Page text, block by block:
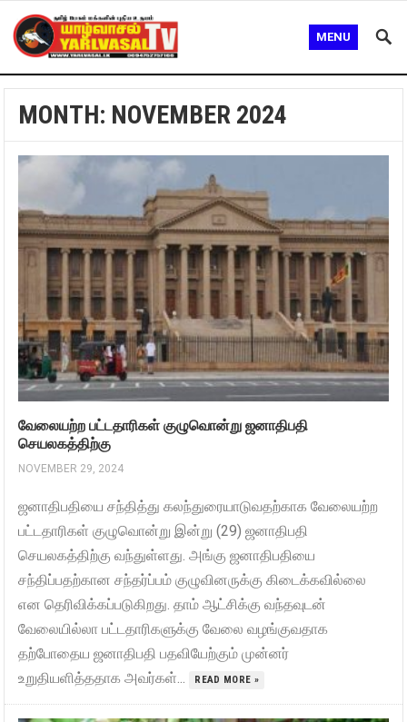
MENU
MONTH: NOVEMBER 2024
வேலையற்ற பட்டதாரிகள் குழுவொன்று ஜனாதிபதி
செயலகத்திற்கு
NOVEMBER 29, 2024
ஜனாதிபதியை சந்தித்து கலந்துரையாடுவதற்காக வேலையற்ற
பட்டதாரிகள் குழுவொன்று இன்று (29) ஜனாதிபதி
செயலகத்திற்கு வந்துள்ளது. அங்கு ஜனாதிபதியை
சந்திப்பதற்கான சந்தர்ப்பம் குழுவினருக்கு கிடைக்கவில்லை
என தெரிவிக்கப்படுகிறது. தாம் ஆட்சிக்கு வந்தவுடன்
வேலையில்லா பட்டதாரிகளுக்கு வேலை வழங்குவதாக
தற்போதைய ஜனாதிபதி பதவியேற்கும் முன்னர்
உறுதியளித்ததாக அவர்கள்...
READ MORE »